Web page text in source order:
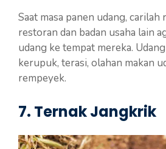
Saat masa panen udang,
restoran dan badan usaha lain
udang ke tempat mereka.
kerupuk, terasi, olahan makan
rempeyek.
7. Ternak Jangkrik